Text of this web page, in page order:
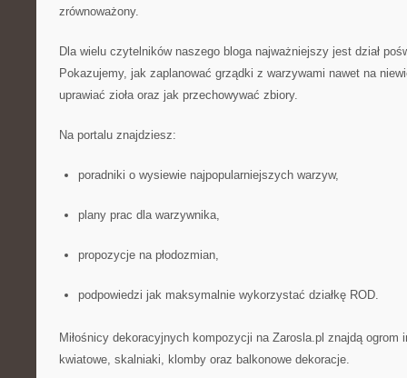
zrównoważony.
Dla wielu czytelników naszego bloga najważniejszy jest dział
Pokazujemy, jak zaplanować grządki z warzywami nawet na
uprawiać zioła oraz jak przechowywać zbiory.
Na portalu znajdziesz:
poradniki o wysiewie najpopularniejszych warzyw,
plany prac dla warzywnika,
propozycje na płodozmian,
podpowiedzi jak maksymalnie wykorzystać działkę ROD.
Miłośnicy dekoracyjnych kompozycji na Zarosla.pl znajdą ogrom
kwiatowe, skalniaki, klomby oraz balkonowe dekoracje.